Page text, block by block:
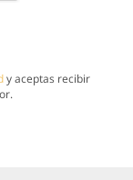
y aceptas recibir